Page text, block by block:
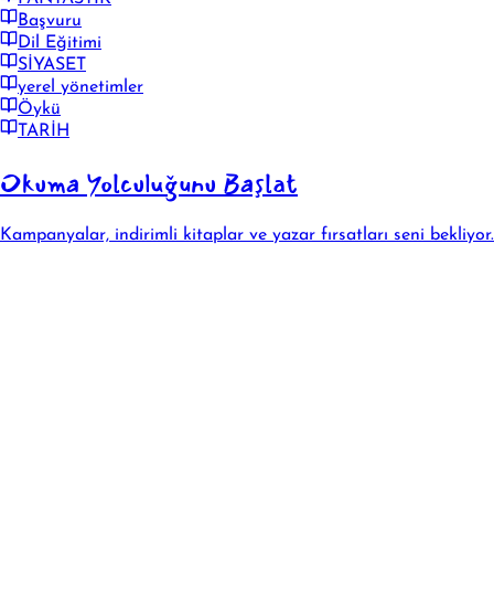
Başvuru
Dil Eğitimi
SİYASET
yerel yönetimler
Öykü
TARİH
Okuma Yolculuğunu Başlat
Kampanyalar, indirimli kitaplar ve yazar fırsatları seni bekliyor.